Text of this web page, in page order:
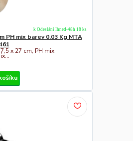
PH mix barev 0.03 Kg MTA
x 27 cm, PH mix
k Odeslání Ihned-48h 18 ks